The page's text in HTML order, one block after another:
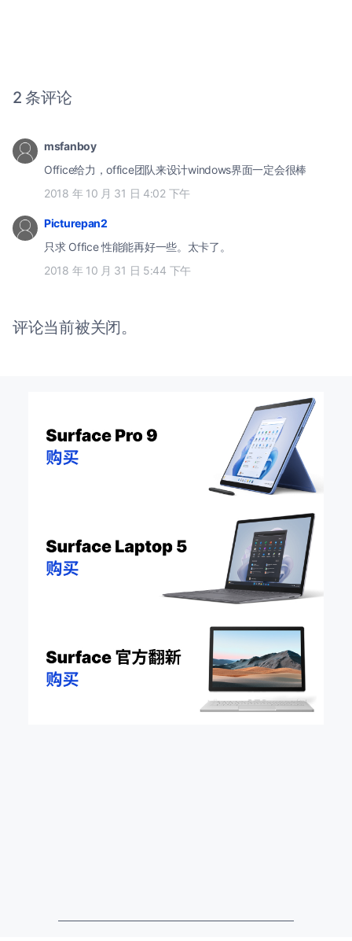
2 条评论
msfanboy
Office给力，office团队来设计windows界面一定会很棒
2018 年 10 月 31 日 4:02 下午
Picturepan2
只求 Office 性能能再好一些。太卡了。
2018 年 10 月 31 日 5:44 下午
评论当前被关闭。